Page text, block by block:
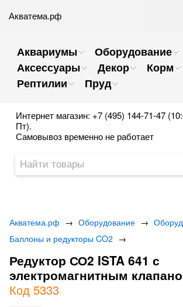
Акватема.рф
Аквариумы
Оборудование
Аксессуары
Декор Корм
Рептилии
Пруд
Интернет магазин: +7 (495) 144-71-47
Пт).
Самовывоз временно не работает
Акватема.рф → Оборудование →
Баллоны и редукторы CO2 →
Редуктор СО2 ISTA 641 с
электромагнитным
Код 5333